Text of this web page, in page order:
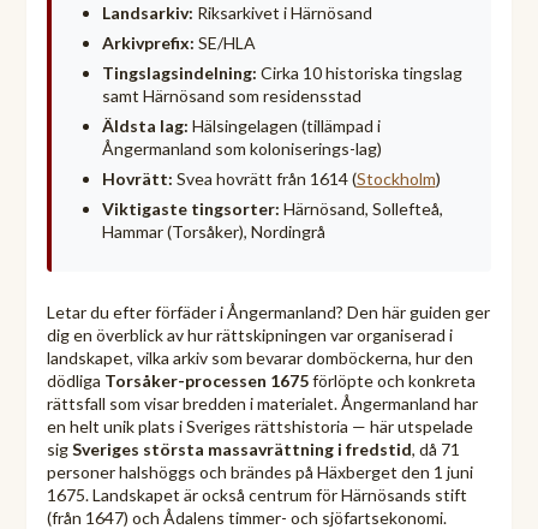
Landsarkiv: Riksarkivet i Härnösand
Arkivprefix: SE/HLA
Tingslagsindelning: Cirka 10 historiska tingslag
samt Härnösand som residensstad
Äldsta lag: Hälsingelagen (tillämpad i
Ångermanland som koloniserings-lag)
Hovrätt: Svea hovrätt från 1614 (Stockholm)
Viktigaste tingsorter: Härnösand, Sollefteå,
Hammar (Torsåker), Nordingrå
Letar du efter förfäder i Ångermanland? Den här guiden ger
dig en överblick av hur rättskipningen var organiserad i
landskapet, vilka arkiv som bevarar domböckerna, hur den
dödliga Torsåker-processen 1675förlöpte och konkreta
rättsfall som visar bredden i materialet. Ångermanland har
en helt unik plats i Sveriges rättshistoria — här utspelade
sigSveriges största massavrättning i fredstid, då 71
personer halshöggs och brändes på Häxberget den 1 juni
1675. Landskapet är också centrum för Härnösands stift
(från 1647) och Ådalens timmer- och sjöfartsekonomi.